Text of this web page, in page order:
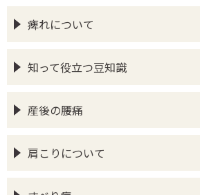
痺れについて
知って役立つ豆知識
産後の腰痛
肩こりについて